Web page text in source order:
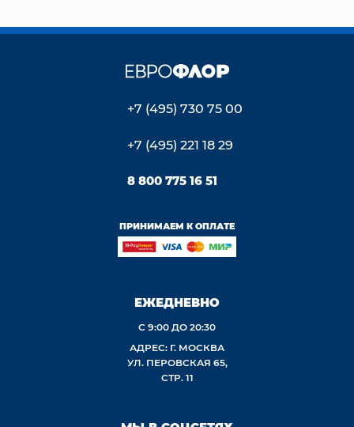
+7 (495) 730 75 00
+7 (495) 221 18 29
8 800 775 16 51
ПРИНИМАЕМ К ОПЛАТЕ
ЕЖЕДНЕВНО
С 9:00 ДО 20:30
АДРЕС: Г. МОСКВА
УЛ. ПЕРОВСКАЯ 65,
СТР. 11